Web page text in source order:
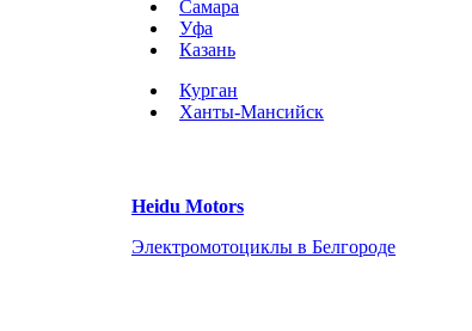
Самара
Уфа
Казань
Курган
Ханты-Мансийск
Heidu Motors
Электромотоциклы в Белгороде